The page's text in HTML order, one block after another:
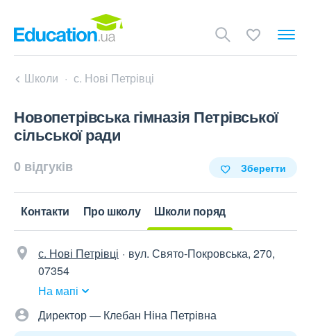
Школи с. Нові Петрівці
Новопетрівська гімназія Петрівської
сільської ради
0 відгуків Зберегти
Контакти Про школу Школи поряд
с. Нові Петрівці
вул. Свято-Покровська, 270,
07354
На мапі
Директор — Клебан Ніна Петрівна